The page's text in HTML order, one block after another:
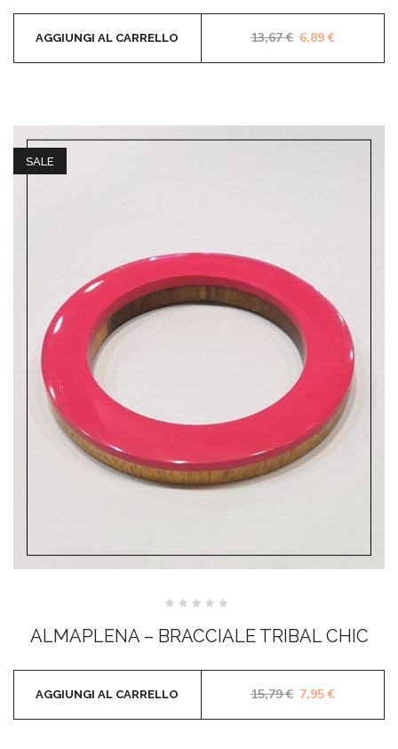
13,67€ Il prezzo
6,89€Il prezzo
AGGIUNGI AL CARRELLO
SALE
su
5
ALMAPLENA – BRACCIALE TRIBAL CHIC
15,79€ Il prezzo
7,95€Il prezzo
AGGIUNGI AL CARRELLO